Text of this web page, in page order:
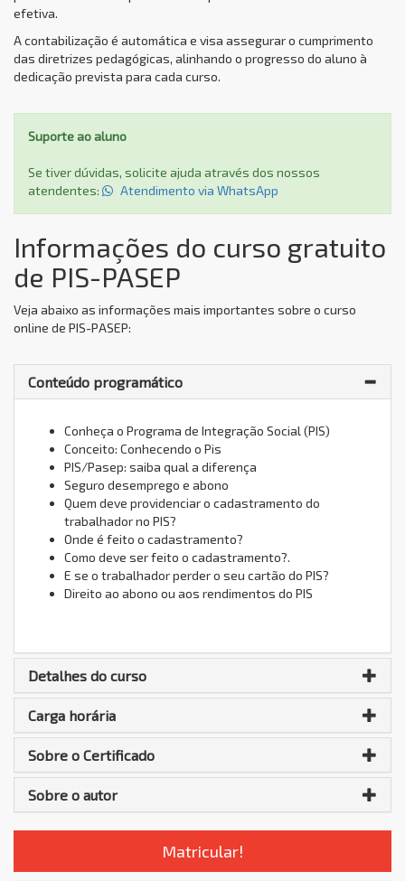
efetiva.
A contabilização é automática e visa assegurar o cumprimento
das diretrizes pedagógicas, alinhando o progresso do aluno à
dedicação prevista para cada curso.
Suporte ao aluno
Se tiver dúvidas, solicite ajuda através dos nossos
atendentes:
Atendimento via WhatsApp
Informações do curso gratuito
de PIS-PASEP
Veja abaixo as informações mais importantes sobre o curso
online de PIS-PASEP:
Conteúdo programático
Conheça o Programa de Integração Social (PIS)
Conceito: Conhecendo o Pis
PIS/Pasep: saiba qual a diferença
Seguro desemprego e abono
Quem deve providenciar o cadastramento do
trabalhador no PIS?
Onde é feito o cadastramento?
Como deve ser feito o cadastramento?.
E se o trabalhador perder o seu cartão do PIS?
Direito ao abono ou aos rendimentos do PIS
Detalhes do curso
Carga horária
Sobre o Certificado
Sobre o autor
Matricular!